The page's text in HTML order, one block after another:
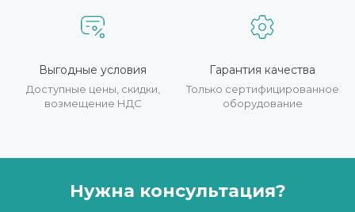
Выгодные условия
Доступные цены, скидки,
возмещение НДС
Гарантия качества
Только сертифицированное
оборудование
Нужна консультация?